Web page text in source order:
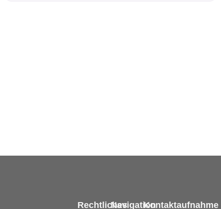
Navigation
Rechtliches Kontaktaufnahme